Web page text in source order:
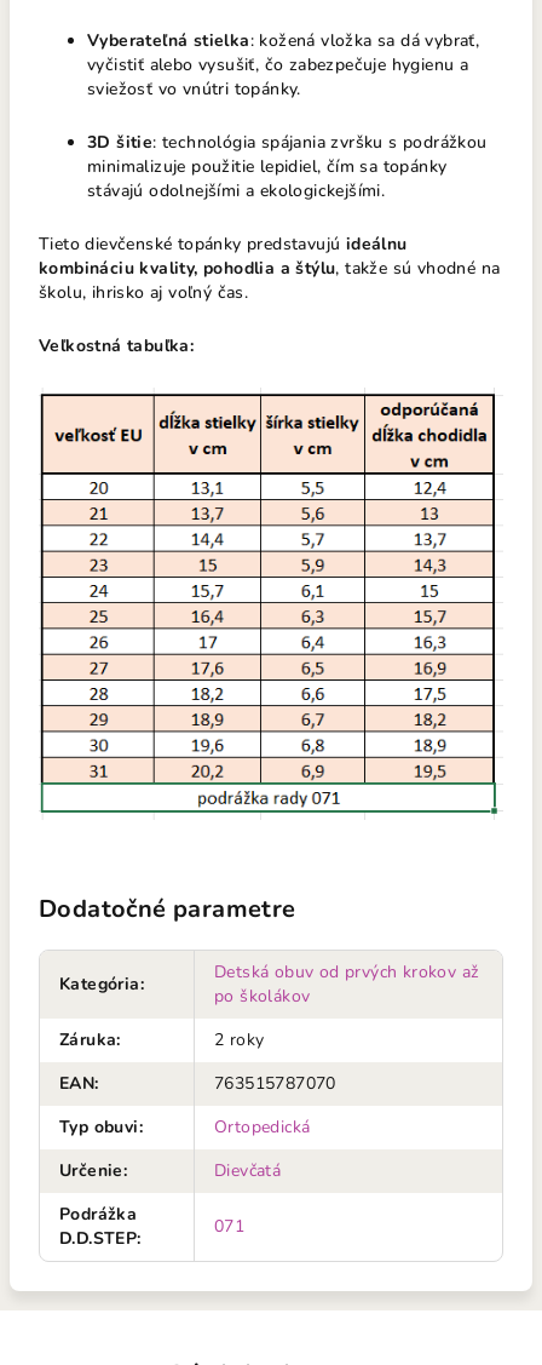
Vyberateľná stielka: kožená vložka sa dá vybrať,
vyčistiť alebo vysušiť, čo zabezpečuje hygienu a
sviežosť vo vnútri topánky.
3D šitie: technológia spájania zvršku s podrážkou
minimalizuje použitie lepidiel, čím sa topánky
stávajú odolnejšími a ekologickejšími.
Tieto dievčenské topánky predstavujú ideálnu
kombináciu kvality, pohodlia a štýlu, takže sú vhodné na
školu, ihrisko aj voľný čas.
Veľkostná tabuľka:
Dodatočné parametre
Kategória:
Detská obuv od prvých krokov až
po školákov
Záruka:
2 roky
EAN:
763515787070
Typ obuvi:
Ortopedická
Určenie:
Dievčatá
Podrážka
D.D.STEP:
071